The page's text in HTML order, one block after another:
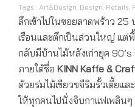
Tags : Art&Design, Design, Retails,
ลึกเข้าไปในซอยลาดพร้าว
เรือนและตึกเป็นส่วนใหญ่ แต่
กลับมีบ้านไม้หลังเก่ายุค 90’s
ภายใต้ชื่อ KINN Kaffe &
ด้วยร่มไม้เขียวขจีริมรั้วเตี้ยแ
ให้ทุกคนไปนั่งจิบกาแฟเพลิน